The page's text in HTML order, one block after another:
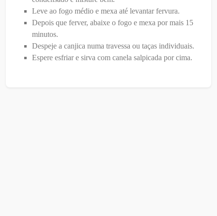
Leve ao fogo médio e mexa até levantar fervura.
Depois que ferver, abaixe o fogo e mexa por mais 15
minutos.
Despeje a canjica numa travessa ou taças individuais.
Espere esfriar e sirva com canela salpicada por cima.